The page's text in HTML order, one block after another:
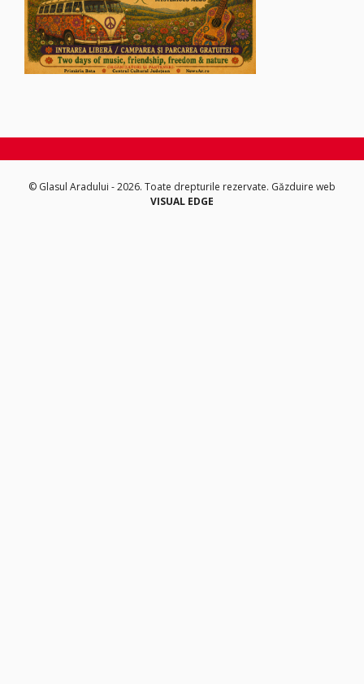
© Glasul Aradului - 2026. Toate drepturile rezervate. Găzduire web
VISUAL EDGE